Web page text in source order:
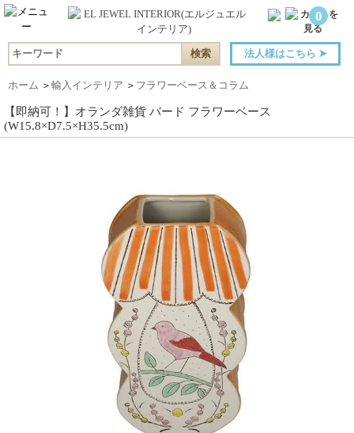
0
法人様はこちら ➤
ホーム ＞ 輸入インテリア ＞ フラワーベース＆コラム
【即納可！】オランダ雑貨 バード フラワーベース
(W15.8×D7.5×H35.5cm)